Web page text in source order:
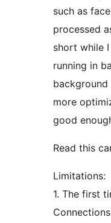
such as
processed
short while
running in
more
good
Read this
Limitations:
1. The first